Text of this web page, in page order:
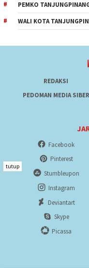
PEMKO
WALI KOTA
REDAKSI
PEDOMAN MEDIA SIBER
Facebook
Pinterest
Stumbleupon
Instagram
Deviantart
Skype
Picassa
tutup